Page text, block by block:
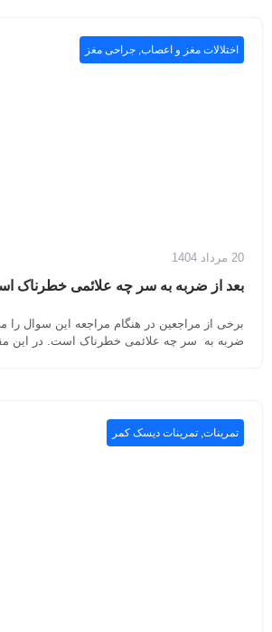
اختلالات مغز و اعصاب جراحی مغز
20 مرداد 1404
بعد از ضربه به سر چه علائمی خطرناک
برخی از مراجعین در هنگام مراجعه این سوال را
ضربه به سر چه علائمی خطرناک است. در این
تمرینات تمرینات دیسک کمر